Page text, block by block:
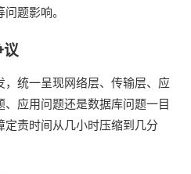
题影响。
议
统一呈现网络层、传输层、应
应用问题还是数据库问题一目
责时间从几小时压缩到几分